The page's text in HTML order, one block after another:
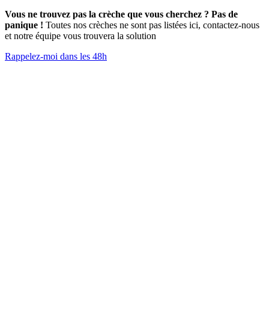
Vous ne trouvez pas la crèche que vous cherchez ? Pas de
panique ! Toutes nos crèches ne sont pas listées ici, contactez-nous
et notre équipe vous trouvera la solution
Rappelez-moi dans les 48h